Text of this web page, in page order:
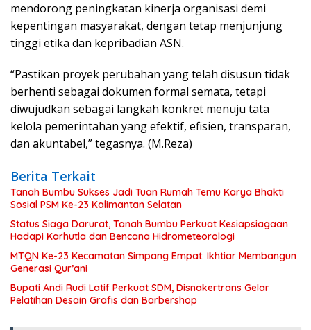
mendorong peningkatan kinerja organisasi demi
kepentingan masyarakat, dengan tetap menjunjung
tinggi etika dan kepribadian ASN.
“Pastikan proyek perubahan yang telah disusun tidak
berhenti sebagai dokumen formal semata, tetapi
diwujudkan sebagai langkah konkret menuju tata
kelola pemerintahan yang efektif, efisien, transparan,
dan akuntabel,” tegasnya. (M.Reza)
Berita Terkait
Tanah Bumbu Sukses Jadi Tuan Rumah Temu Karya Bhakti
Sosial PSM Ke-23 Kalimantan Selatan
Status Siaga Darurat, Tanah Bumbu Perkuat Kesiapsiagaan
Hadapi Karhutla dan Bencana Hidrometeorologi
MTQN Ke-23 Kecamatan Simpang Empat: Ikhtiar Membangun
Generasi Qur’ani
Bupati Andi Rudi Latif Perkuat SDM, Disnakertrans Gelar
Pelatihan Desain Grafis dan Barbershop